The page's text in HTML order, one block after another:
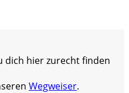
dich hier zurecht finden
Wegweiser.